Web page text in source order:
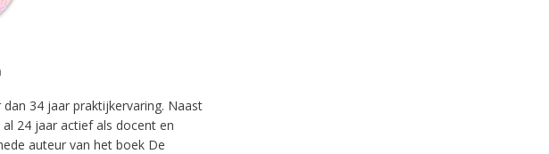
34 jaar praktijkervaring. Naast
24 jaar actief als docent en
auteur van het boek De